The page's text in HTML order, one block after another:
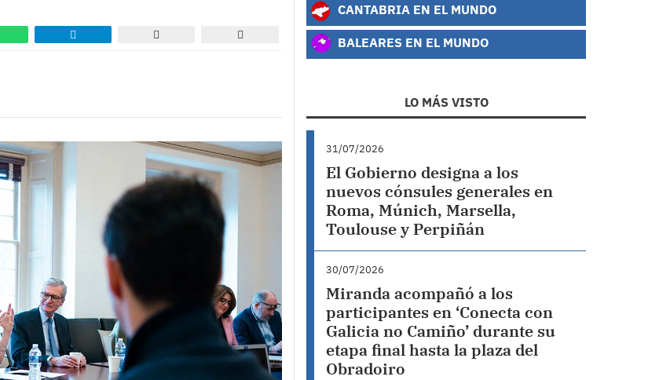
CANTABRIA EN EL MUNDO
BALEARES EN EL MUNDO
LO MÁS VISTO
31/07/2026
El Gobierno designa a los
nuevos cónsules generales en
Roma, Múnich, Marsella,
Toulouse y Perpiñán
30/07/2026
Miranda acompañó a los
participantes en ‘Conecta con
Galicia no Camiño’ durante su
etapa final hasta la plaza del
Obradoiro